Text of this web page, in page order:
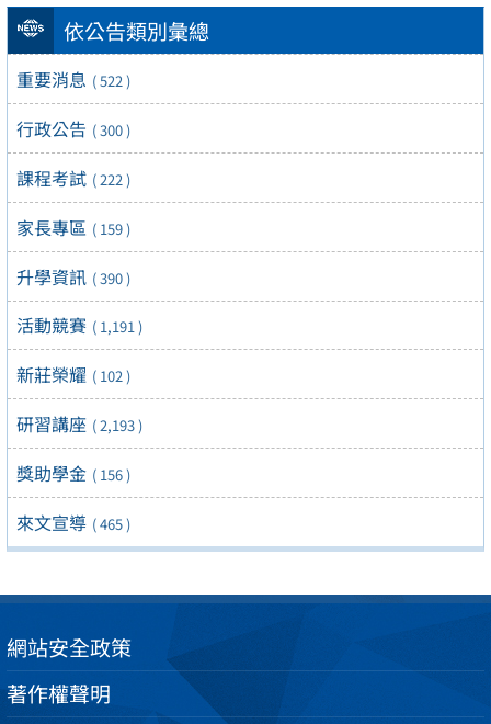
依公告類別彙總
重要消息 ( 522 )
行政公告 ( 300 )
課程考試 ( 222 )
家長專區 ( 159 )
升學資訊 ( 390 )
活動競賽 ( 1,191 )
新莊榮耀 ( 102 )
研習講座 ( 2,193 )
獎助學金 ( 156 )
來文宣導 ( 465 )
網站安全政策
著作權聲明